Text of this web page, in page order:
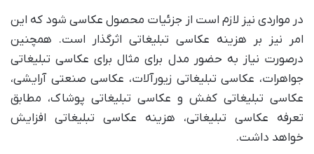
در مواردی نیز لازم است از جزئیات محصول عکاسی شود که این
امر نیز بر هزینه عکاسی تبلیغاتی اثرگذار است. همچنین
در‌صورت نیاز به حضور مدل برای مثال برای عکاسی تبلیغاتی
جواهرات، عکاسی تبلیغاتی زیورآلات، عکاسی صنعتی آرایشی،
عکاسی تبلیغاتی کفش و عکاسی تبلیغاتی پوشاک، مطابق
تعرفه عکاسی تبلیغاتی، هزینه عکاسی تبلیغاتی افزایش
خواهد داشت.